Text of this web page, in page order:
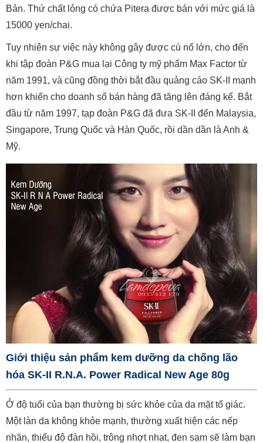
Bản. Thứ chất lỏng có chứa Pitera được bán với mức giá là
15000 yen/chai.
Tuy nhiên sự việc này không gây được cú nổ lớn, cho đến
khi tập đoàn P&G mua lại Công ty mỹ phẩm Max Factor từ
năm 1991, và cũng đồng thời bắt đầu quảng cáo SK-II mạnh
hơn khiến cho doanh số bán hàng đã tăng lên đáng kể. Bắt
đầu từ năm 1997, tạp đoàn P&G đã đưa SK-II đến Malaysia,
Singapore, Trung Quốc và Hàn Quốc, rồi dần dần là Anh &
Mỹ.
Giới thiệu sản phẩm kem dưỡng da chống lão
hóa SK-II R.N.A. Power Radical New Age 80g
Ở độ tuổi của bạn thường bị sức khỏe của da mặt tố giác.
Một làn da không khỏe mạnh, thường xuất hiện các nếp
nhăn, thiếu độ đàn hồi, trông nhợt nhạt, đen sạm sẽ làm bạn